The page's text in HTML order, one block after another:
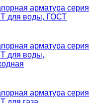
арматура серия
для воды, ГОСТ
арматура серия
для воды,
арматура серия